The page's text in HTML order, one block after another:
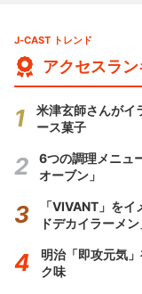
J-CAST トレンド
アクセスラ
米津玄師さんがイ
ース菓子
6つの調理メニュ
オーブン」
「VIVANT」を
ドデカイラーメ
明治「即攻元気
ク味